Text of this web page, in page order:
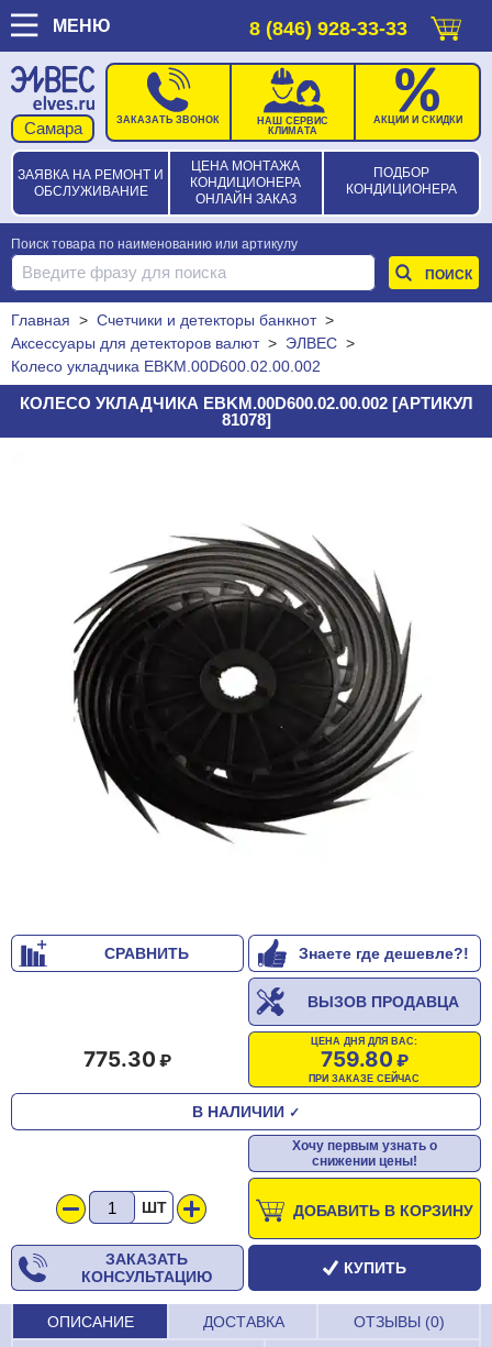
МЕНЮ 8 (846) 928-33-33
ЗАЯВКА НА РЕМОНТ И
ОБСЛУЖИВАНИЕ
ЦЕНА МОНТАЖА
КОНДИЦИОНЕРА
ОНЛАЙН ЗАКАЗ
ПОДБОР
КОНДИЦИОНЕРА
ЗАКАЗАТЬ ЗВОНОК
НАШ СЕРВИС
КЛИМАТА
АКЦИИ И СКИДКИ
Поиск товара по наименованию или артикулу
Главная > Счетчики и детекторы банкнот>
Аксессуары для детекторов валют> ЭЛВЕС >
Колесо укладчика EBKM.00D600.02.00.002
КОЛЕСО УКЛАДЧИКА EBKM.00D600.02.00.002 [АРТИКУЛ
81078]
СРАВНИТЬ Знаете где дешевле?!
ВЫЗОВ ПРОДАВЦА
ЦЕНА ДНЯ ДЛЯ ВАС:
759.80
ПРИ ЗАКАЗЕ СЕЙЧАС
775.30
В НАЛИЧИИ ✓
Хочу первым узнать о
снижении цены!
ШТ ДОБАВИТЬ В КОРЗИНУ
ЗАКАЗАТЬ
КОНСУЛЬТАЦИЮ
КУПИТЬ
ОПИСАНИЕ ДОСТАВКА ОТЗЫВЫ (0)